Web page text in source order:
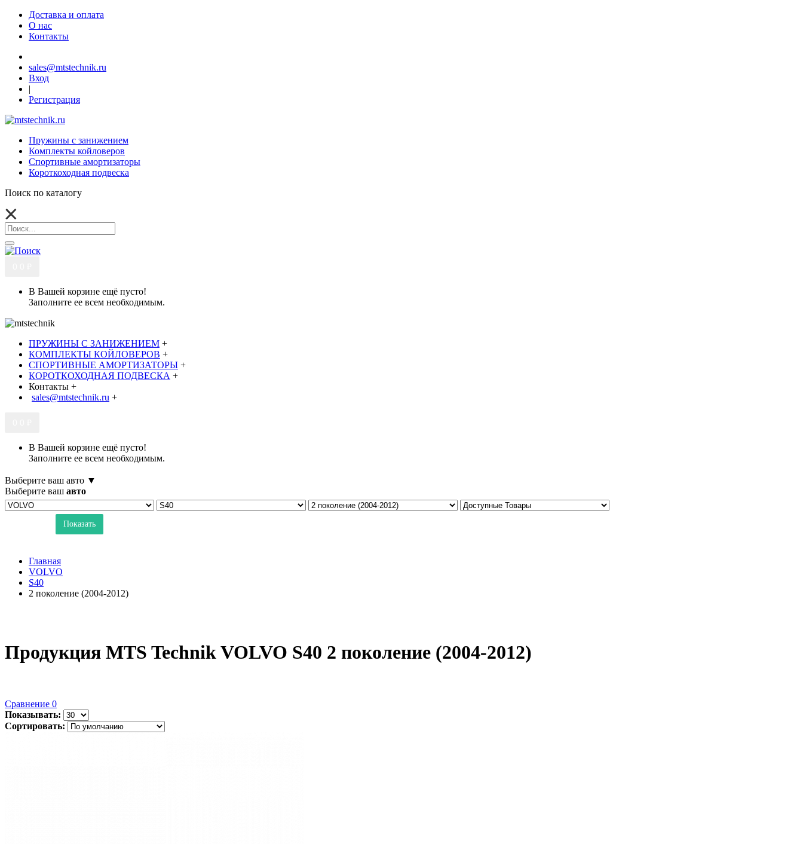
Доставка и оплата
О нас
Контакты
sales@mtstechnik.ru
Вход
|
Регистрация
Пружины с занижением
Комплекты койловеров
Спортивные амортизаторы
Короткоходная подвеска
Поиск по каталогу
В Вашей корзине ещё пусто!
Заполните ее всем необходимым.
ПРУЖИНЫ С ЗАНИЖЕНИЕМ +
КОМПЛЕКТЫ КОЙЛОВЕРОВ +
СПОРТИВНЫЕ АМОРТИЗАТОРЫ +
КОРОТКОХОДНАЯ ПОДВЕСКА +
Контакты +
sales@mtstechnik.ru +
В Вашей корзине ещё пусто!
Заполните ее всем необходимым.
Выберите ваш авто ▼
Выберите ваш авто
Показать
Главная
VOLVO
S40
2 поколение (2004-2012)
Продукция MTS Technik VOLVO S40 2 поколение (2004-2012)
Сравнение 0
Показывать:
Сортировать: